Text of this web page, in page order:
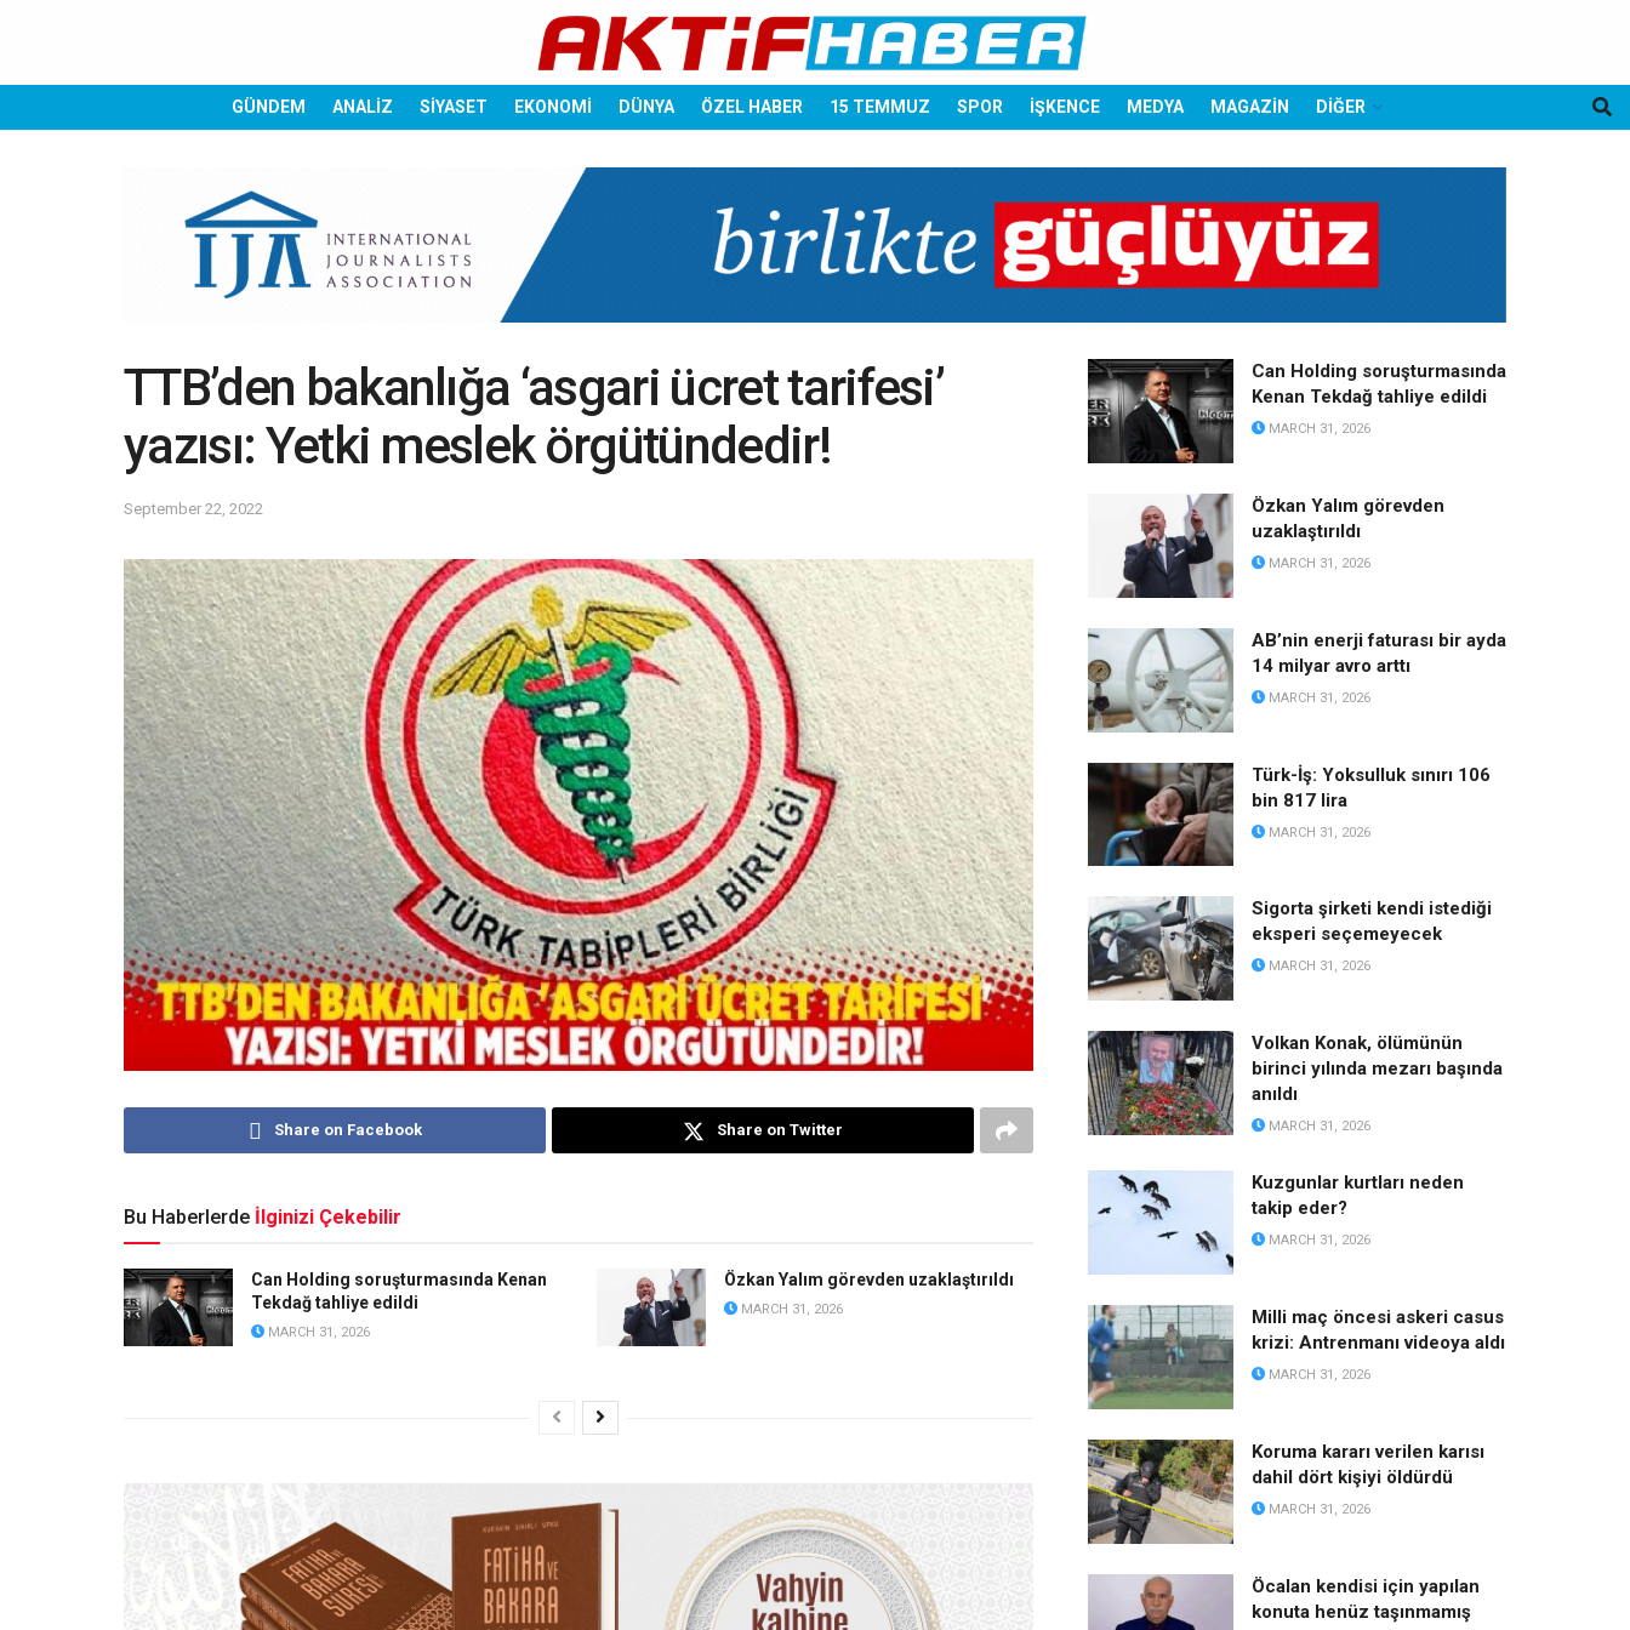
GÜNDEM ANALİZ SİYASET EKONOMİ DÜNYA ÖZEL HABER 15 TEMMUZ SPOR İŞKENCE MEDYA MAGAZİN DİĞER
TTB’den bakanlığa ‘asgari ücret tarifesi’
yazısı: Yetki meslek örgütündedir!
September 22, 2022
Share on Facebook Share on Twitter
Bu Haberlerde İlginizi Çekebilir
Can Holding soruşturmasında Kenan
Tekdağ tahliye edildi
MARCH 31, 2026
Özkan Yalım görevden uzaklaştırıldı
MARCH 31, 2026
Can Holding soruşturmasında
Kenan Tekdağ tahliye edildi
MARCH 31, 2026
Özkan Yalım görevden
uzaklaştırıldı
MARCH 31, 2026
AB’nin enerji faturası bir ayda
14 milyar avro arttı
MARCH 31, 2026
Türk-İş: Yoksulluk sınırı 106
bin 817 lira
MARCH 31, 2026
Sigorta şirketi kendi istediği
eksperi seçemeyecek
MARCH 31, 2026
Volkan Konak, ölümünün
birinci yılında mezarı başında
anıldı
MARCH 31, 2026
Kuzgunlar kurtları neden
takip eder?
MARCH 31, 2026
Milli maç öncesi askeri casus
krizi: Antrenmanı videoya aldı
MARCH 31, 2026
Koruma kararı verilen karısı
dahil dört kişiyi öldürdü
MARCH 31, 2026
Öcalan kendisi için yapılan
konuta henüz taşınmamış